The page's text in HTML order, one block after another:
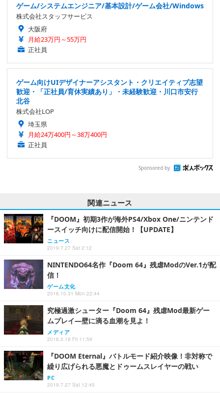
ゲーム/システムエンジニア/基本設計/ゲーム会社/Windows
株式会社スタッフサービス
大阪府
月給23万円～55万円
正社員
ゲーム向けUIデザイナーアシスタント・クリエイティブ志望
歓迎・「正社員/育休実績あり」・未経験歓迎・川口市安行
北谷
株式会社LOP
埼玉県
月給24万400円～38万400円
正社員
Sponsored by
関連ニュース
『DOOM』初期3作が海外PS4/Xbox One/ニンテンド
ースイッチ向けに配信開始！【UPDATE】
ニュース
2019.7.27 Sat 2:12
NINTENDO64名作『Doom 64』残虐ModのVer.1が配
信！
ゲーム文化
2016.10.31 Mon 22:44
究極過激シューター『Doom 64』残虐Mod最新ゲー
ムプレイ―壁に滴る血潮を見よ！
メディア
2016.3.18 Fri 11:59
『DOOM Eternal』バトルモード紹介映像！非対称で
繰り広げられる悪魔とドゥームスレイヤーの戦い
PC
2019.7.27 Sat 12:45